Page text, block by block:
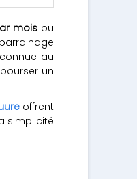
moisou
au
un
offrent
simplicité